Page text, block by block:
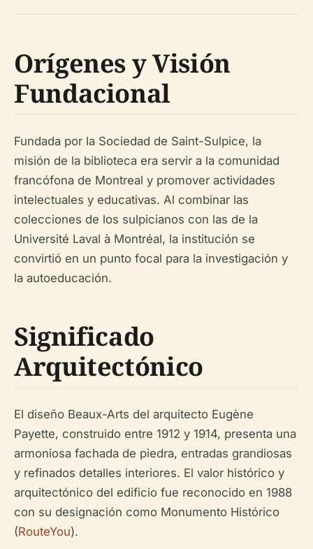
Orígenes y Visión
Fundacional
Fundada por la Sociedad de Saint-Sulpice, la
misión de la biblioteca era servir a la comunidad
francófona de Montreal y promover actividades
intelectuales y educativas. Al combinar las
colecciones de los sulpicianos con las de la
Université Laval à Montréal, la institución se
convirtió en un punto focal para la investigación y
la autoeducación.
Significado
Arquitectónico
El diseño Beaux-Arts del arquitecto Eugène
Payette, construido entre 1912 y 1914, presenta una
armoniosa fachada de piedra, entradas grandiosas
y refinados detalles interiores. El valor histórico y
arquitectónico del edificio fue reconocido en 1988
con su designación como Monumento Histórico
(RouteYou).